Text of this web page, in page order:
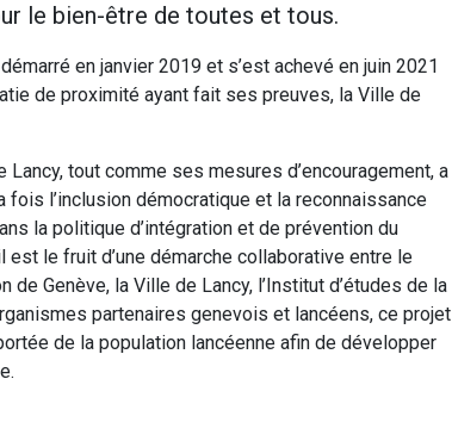
le bien-être de toutes et tous.
en janvier 2019 et s’est achevé en juin 2021
de proximité ayant fait ses preuves, la Ville de
tout comme ses mesures d’encouragement, a
l’inclusion démocratique et la reconnaissance
la politique d’intégration et de prévention du
le fruit d’une démarche collaborative entre le
de Genève, la Ville de Lancy, l’Institut d’études de la
partenaires genevois et lancéens, ce projet
de la population lancéenne afin de développer